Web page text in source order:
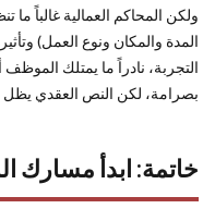
ولكن المحاكم العمالية غالباً
المدة والمكان ونوع العمل)
التجربة، نادراً ما يمتلك
بصرامة، لكن النص العقدي يظل
خاتمة: ابدأ مسارك